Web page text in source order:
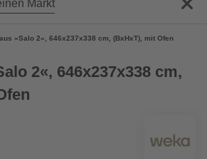
Markt
»Salo 2«, 646x237x338 cm, (BxHxT), mit Ofen
2«, 646x237x338 cm,